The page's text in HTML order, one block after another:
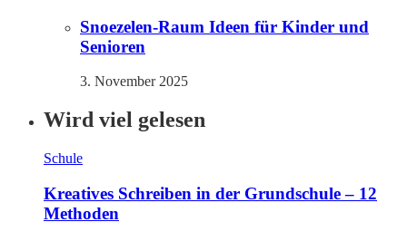
Snoezelen-Raum Ideen für Kinder und
Senioren
3. November 2025
Wird viel gelesen
Schule
Kreatives Schreiben in der Grundschule – 12
Methoden